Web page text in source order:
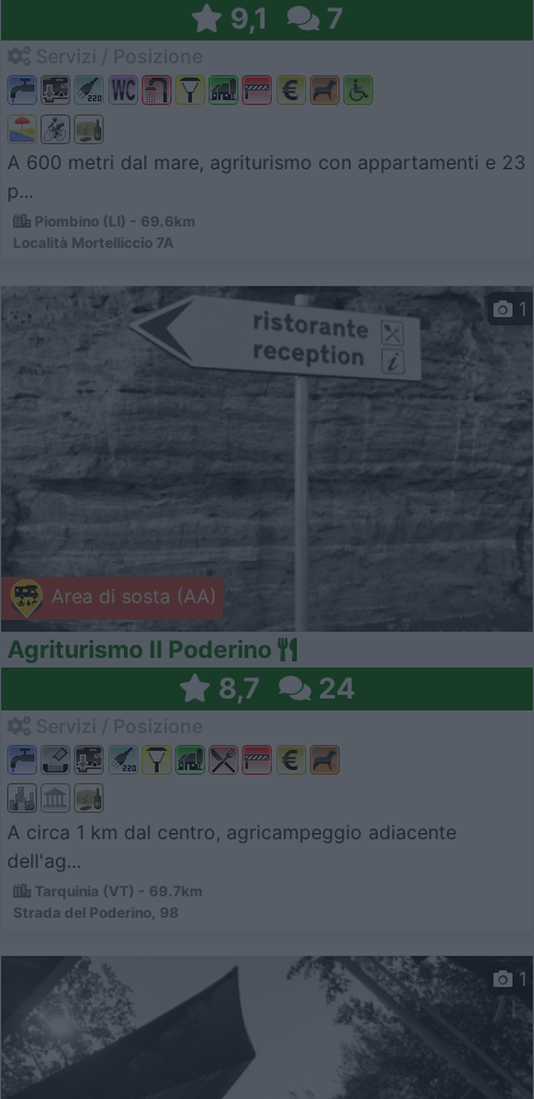
9,1 7
A 600 metri dal mare, agriturismo con appartamenti e 23
p...
Piombino (LI) - 69.6km
Località Mortelliccio 7A
Area di sosta (AA)
1
Agriturismo Il Poderino
8,7 24
A circa 1 km dal centro, agricampeggio adiacente
dell'ag...
Tarquinia (VT) - 69.7km
Strada del Poderino, 98
1